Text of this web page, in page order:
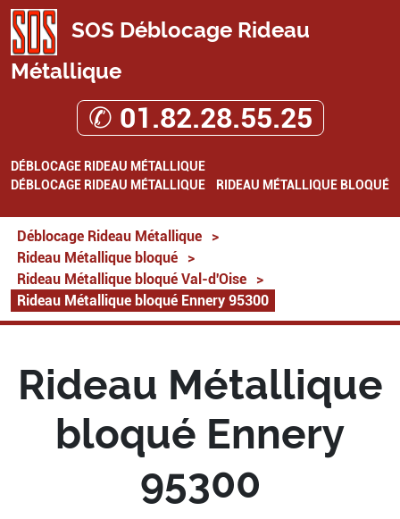
SOS Déblocage Rideau
Métallique
✆ 01.82.28.55.25
DÉBLOCAGE RIDEAU MÉTALLIQUE
DÉBLOCAGE RIDEAU MÉTALLIQUE
RIDEAU MÉTALLIQUE BLOQUÉ
Déblocage Rideau Métallique
>
Rideau Métallique bloqué
>
Rideau Métallique bloqué Val-d'Oise
>
Rideau Métallique bloqué Ennery 95300
Rideau Métallique
bloqué Ennery
95300